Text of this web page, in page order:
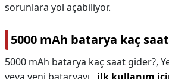
sorunlara yol açabiliyor.
5000 mAh batarya kaç
5000 mAh batarya kaç saat gider?,